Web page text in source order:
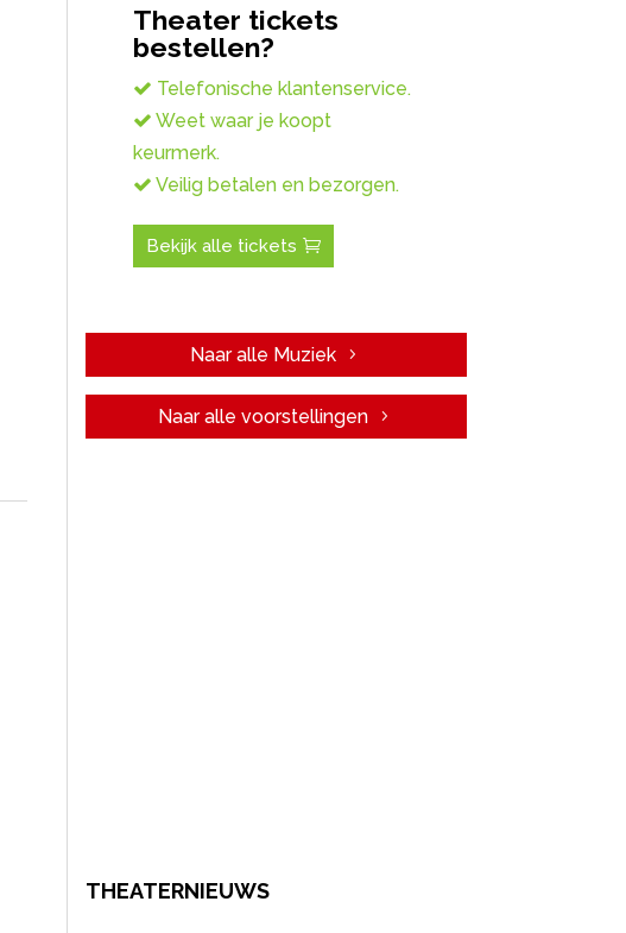
Theater tickets
bestellen?
Telefonische klantenservice.
Weet waar je koopt
keurmerk.
Veilig betalen en bezorgen.
Bekijk alle tickets
Naar alle Muziek
Naar alle voorstellingen
THEATERNIEUWS